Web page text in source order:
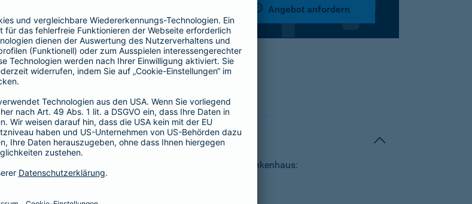
Angebot anfordern
sicherst du dir zusätzlich folgende Leistungen im Krankenhaus:
Baustein)